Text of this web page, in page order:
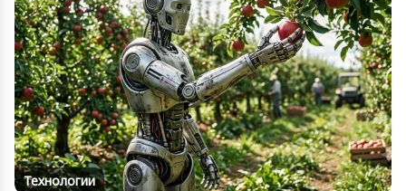
Технологии